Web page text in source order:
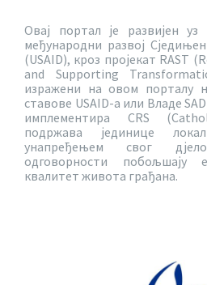
Овај портал је развијен уз
међународни развој
(USAID), кроз пројекат RAST
and Supporting
изражени на овом порталу
ставове USAID-a или Владе
имплементира CRS
подржава јединице
унапређењем свог
одговорности побољшају
квалитет живота грађана.